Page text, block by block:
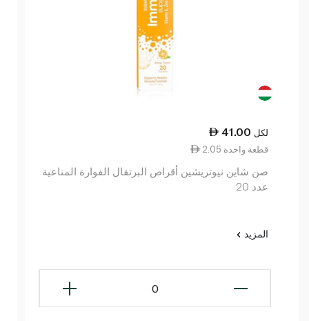
41.00 لكل
2.05 قطعة واحدة
صن شاين نيوتريشين أقراص البرتقال الفوارة المناعية
عدد 20
المزيد
0